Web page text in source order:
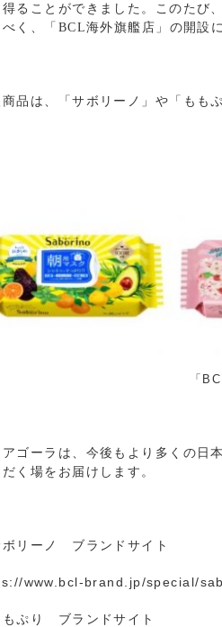
得ることができました。このたび
く、「BCL海外旗艦店」の開設
品は、「サボリーノ」や「もも
「
アゴーラは、今後もより多くの日
く場をお届けします。
リーノ ブランドサイト
www.bcl-brand.jp/special/
ぷり ブランドサイト